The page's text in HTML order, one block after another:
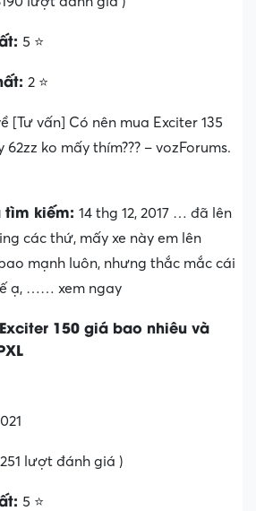
5 ⭐
2 ⭐
[Tư vấn] Có nên mua Exciter 135
ko mấy thím??? – vozForums.
tìm kiếm: 14 thg 12, 2017 … đã lên
các thứ, mấy xe này em lên
mạnh luôn, nhưng thắc mắc cái
ạ, …… xem ngay
150 giá bao nhiêu và
lượt đánh giá )
5 ⭐